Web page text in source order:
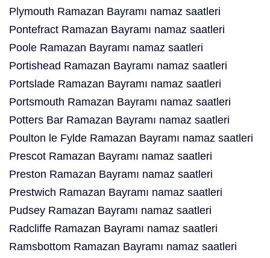
Plymouth Ramazan Bayramı namaz saatleri
Pontefract Ramazan Bayramı namaz saatleri
Poole Ramazan Bayramı namaz saatleri
Portishead Ramazan Bayramı namaz saatleri
Portslade Ramazan Bayramı namaz saatleri
Portsmouth Ramazan Bayramı namaz saatleri
Potters Bar Ramazan Bayramı namaz saatleri
Poulton le Fylde Ramazan Bayramı namaz saatleri
Prescot Ramazan Bayramı namaz saatleri
Preston Ramazan Bayramı namaz saatleri
Prestwich Ramazan Bayramı namaz saatleri
Pudsey Ramazan Bayramı namaz saatleri
Radcliffe Ramazan Bayramı namaz saatleri
Ramsbottom Ramazan Bayramı namaz saatleri